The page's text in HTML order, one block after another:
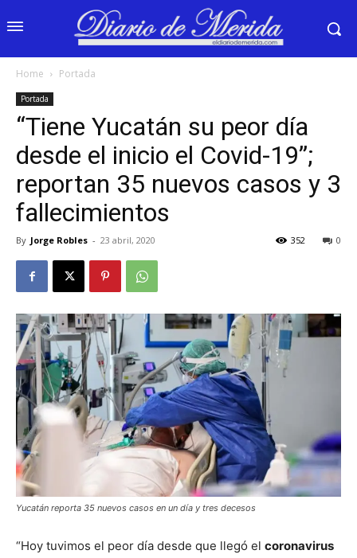
Home Portada
Portada
“Tiene Yucatán su peor día
desde el inicio el Covid-19”;
reportan 35 nuevos casos y 3
fallecimientos
By Jorge Robles - 23 abril, 2020 0
352
Yucatán reporta 35 nuevos casos en un día y tres decesos
“Hoy tuvimos el peor día desde que llegó el coronavirus